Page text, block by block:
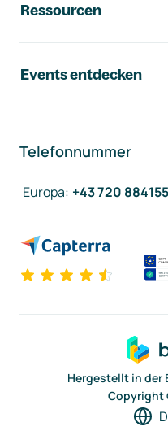
Ressourcen
Events entdecken
Telefonnummer
Europa: +43 720 884155
Hergestellt in der
Copyright